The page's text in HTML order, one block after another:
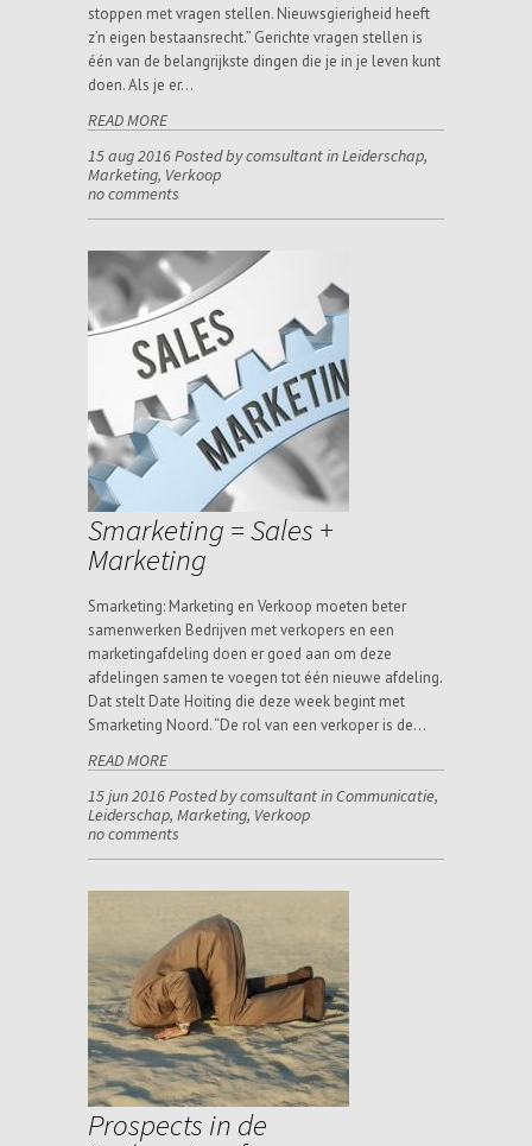
stoppen met vragen stellen. Nieuwsgierigheid heeft
z’n eigen bestaansrecht.” Gerichte vragen stellen is
één van de belangrijkste dingen die je in je leven kunt
doen. Als je er…
READ MORE
15 aug 2016 Posted by comsultant inLeiderschap,
Marketing, Verkoop
no comments
Smarketing = Sales +
Marketing
Smarketing: Marketing en Verkoop moeten beter
samenwerken Bedrijven met verkopers en een
marketingafdeling doen er goed aan om deze
afdelingen samen te voegen tot één nieuwe afdeling.
Dat stelt Date Hoiting die deze week begint met
Smarketing Noord. “De rol van een verkoper is de…
READ MORE
15 jun 2016 Posted by comsultant inCommunicatie,
Leiderschap, Marketing, Verkoop
no comments
Prospects in de